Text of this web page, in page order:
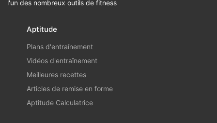
l'un des nombreux outils de fitness
Aptitude
Plans d'entraînement
Vidéos d'entraînement
Meilleures recettes
Articles de remise en forme
Aptitude Calculatrice